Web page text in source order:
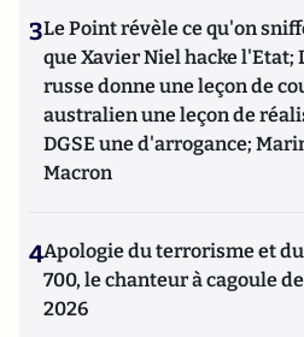
3Le Point révèle ce qu'on
que Xavier Niel hacke l'Etat;
russe donne une leçon de
australien une leçon de
DGSE une d'arrogance;
Macron
4Apologie du terrorisme et
700, le chanteur à cagoule
2026